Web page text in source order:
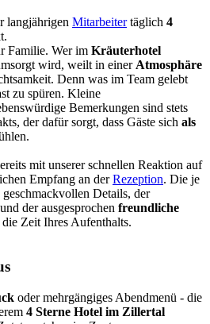
langjährigen Mitarbeitertäglich 4
Familie. Wer im Kräuterhotel
wird, weilt in einer Atmosphäre
Denn was im Team gelebt
zu spüren. Kleine
Bemerkungen sind stets
der dafür sorgt, dass Gäste sich als
mit unserer schnellen Reaktion auf
Empfang an derRezeption. Die je
geschmackvollen Details, der
und der ausgesprochen freundliche
Zeit Ihres Aufenthalts.
oder mehrgängiges Abendmenü - die
4 Sterne Hotel im Zillertal